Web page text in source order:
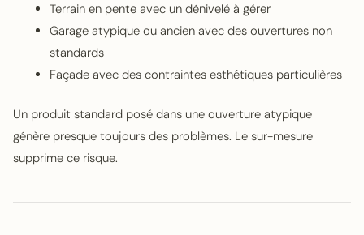
Terrain en pente avec un dénivelé à gérer
Garage atypique ou ancien avec des ouvertures non
standards
Façade avec des contraintes esthétiques particulières
Un produit standard posé dans une ouverture atypique
génère presque toujours des problèmes. Le sur-mesure
supprime ce risque.